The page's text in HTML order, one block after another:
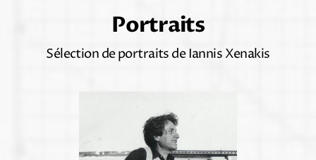
Portraits
Sélection de portraits de Iannis Xenakis